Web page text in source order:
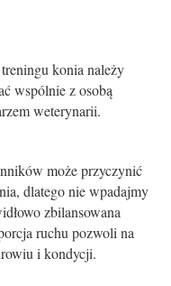
konia należy
ćwspólnie z osobą
weterynarii.
może przyczynić
dlatego nie wpadajmy
łowo zbilansowana
ruchu pozwoli na
i kondycji.